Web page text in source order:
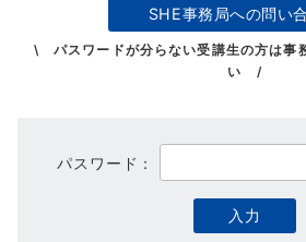
SHE事務局への問い
\ パスワードが分らない受講生の方は事
い /
パスワード：